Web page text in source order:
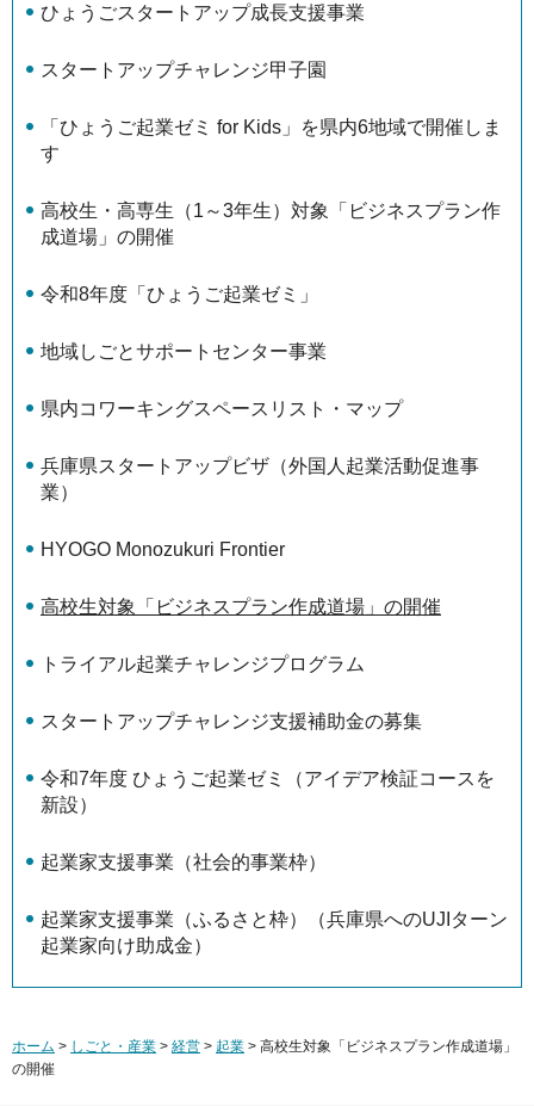
ひょうごスタートアップ成長支援事業
スタートアップチャレンジ甲子園
「ひょうご起業ゼミ for Kids」を県内6地域で開催しま
す
高校生・高専生（1～3年生）対象「ビジネスプラン作
成道場」の開催
令和8年度「ひょうご起業ゼミ」
地域しごとサポートセンター事業
県内コワーキングスペースリスト・マップ
兵庫県スタートアップビザ（外国人起業活動促進事
業）
HYOGO Monozukuri Frontier
高校生対象「ビジネスプラン作成道場」の開催
トライアル起業チャレンジプログラム
スタートアップチャレンジ支援補助金の募集
令和7年度 ひょうご起業ゼミ（アイデア検証コースを
新設）
起業家支援事業（社会的事業枠）
起業家支援事業（ふるさと枠）（兵庫県へのUJIターン
起業家向け助成金）
ホーム > しごと・産業 > 経営 > 起業 > 高校生対象「ビジネスプラン作成道場」
の開催